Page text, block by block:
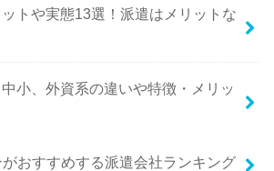
トや実態13選！派遣はメリットな
小、外資系の違いや特徴・メリッ
おすすめする派遣会社ランキング